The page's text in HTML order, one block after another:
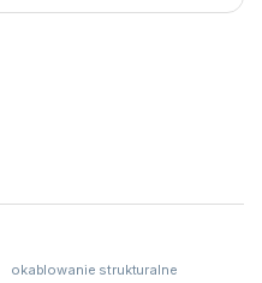
okablowanie strukturalne